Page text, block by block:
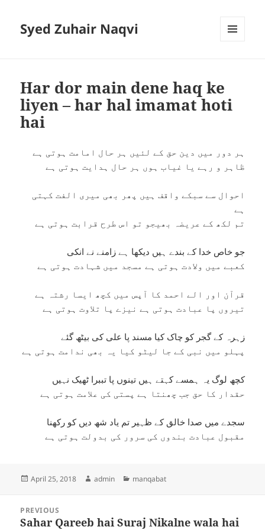
Syed Zuhair Naqvi
Har dor main dene haq ke
liyen – har hal imamat hoti
hai
ہر دور میں دین حق کے لئیں ہر حال امامت ہوتی ہے
ظاہر و رہے یا غیاب ہوں ہر حال ہدایت ہوتی ہے
احوال سے سبکے واقف ہیں پھر بھی میری الفت کہتی
ہے
تم لکھ کے عریضہ بھیجو تو اس طرح قرابت ہوتی ہے
جو خاص خدا کے بندے ہیں دیکھا ہے زامنے نے انکی
کعبے میں ولادت ہوتی ہے مسجد میں شہادت ہوتی ہے
قرآن اور الے احمد کا آپس میں کچھ ایسا رشتہ ہے
تیروں پا عبادت ہوتی ہے نیزے پا تلاوت ہوتی ہے
زہرہ کے گجر کو چاک کیا مسند پا علی کی بیٹھ گئے
پہلو میں نبی کے جا لیٹو کیا یہ بھی ندامت ہوتی ہے
کچھ لوگ یہ ہمسے کہتے ہیں تینوں پا تببرا ٹھیک نہیں
حقدار کا حق جب چھنتا ہے پستی کی علامت ہوتی ہے
سجدے میں صدا خالق کے ظہیر تم یاد شھ دیں کو رکھنا
مقبول عبادت بندوں کی سرور کی بدولت ہوتی ہے
Posted
April 25, 2018 Author
admin Categories
manqabat
navigation
PREVIOUS
Previous
Sahar Qareeb hai Suraj Nikalne wala hai